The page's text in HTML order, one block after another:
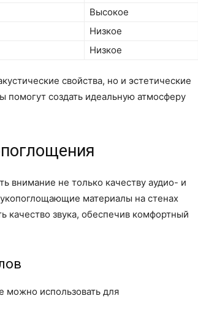
Высокое
Низкое
Низкое
свойства, но и эстетические
создать идеальную атмосферу
внимание не только качеству аудио- и
материалы на стенах
качество звука, обеспечив комфортный
можно использовать для